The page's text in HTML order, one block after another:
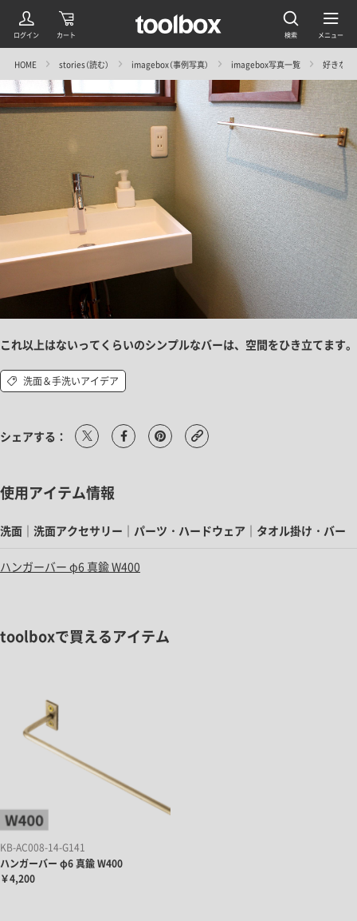
HOME stories（読む） imagebox（事例写真） imagebox写真一覧 好きな
これ以上はないってくらいのシンプルなバーは、空間をひき立てます。
洗面＆手洗いアイデア
シェアする：
使用アイテム情報
洗面｜洗面アクセサリー｜パーツ・ハードウェア｜タオル掛け・バー
ハンガーバー φ6 真鍮 W400
toolboxで買えるアイテム
KB-AC008-14-G141
ハンガーバー φ6 真鍮 W400
￥4,200